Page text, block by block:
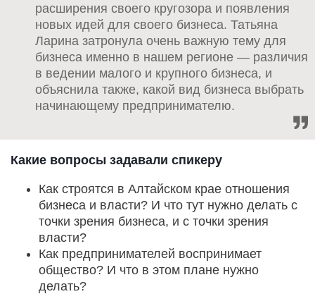
расширения своего кругозора и появления
новых идей для своего бизнеса. Татьяна
Ларина затронула очень важную тему для
бизнеса именно в нашем регионе — различия
в ведении малого и крупного бизнеса, и
объяснила также, какой вид бизнеса выбрать
начинающему предпринимателю.
Какие вопросы задавали спикеру
Как строятся в Алтайском крае отношения
бизнеса и власти? И что тут нужно делать с
точки зрения бизнеса, и с точки зрения
власти?
Как предпринимателей воспринимает
общество? И что в этом плане нужно
делать?